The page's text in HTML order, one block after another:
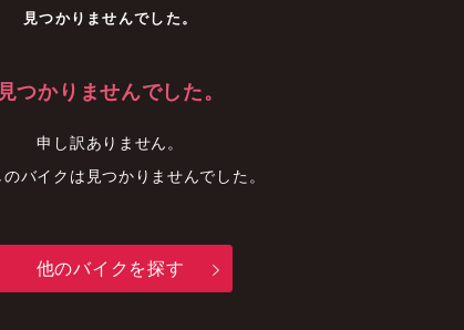
見つかりませんでした。
見つかりませんでした。
申し訳ありません。
バイクは見つかりませんでした。
他のバイクを探す
中古車